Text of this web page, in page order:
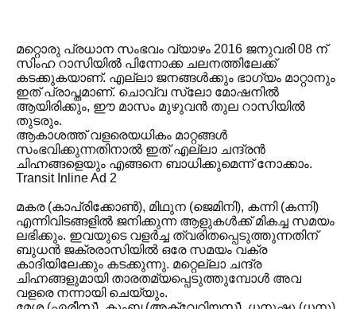
മറ്റൊരു പ്രധാന സംഭവം വ്യാഴം 2016 ജനുവരി 08 ന്
സിംഹ റാസിയിൽ പിന്നോക്ക ചലനത്തിലേക്ക്
കടക്കുകയാണ്. എല്ലാ ജനങ്ങൾക്കും ഭാഗ്യം മാറ്റാനും
ഇത് പ്രാപ്തമാണ്. ചൊവ്വ സ്ലോ മോഷനിൽ
ആയിരിക്കും, ഈ മാസം മുഴുവൻ തുല റാസിയിൽ
തുടരും.
ആകാശത്ത് വളരെയധികം മാറ്റങ്ങൾ
സംഭവിക്കുന്നതിനാൽ ഇത് എല്ലാ ചന്ദ്രൻ
ചിഹ്നങ്ങളെയും എങ്ങനെ ബാധിക്കുമെന്ന് നോക്കാം.
Transit Inline Ad 2
മകര (കാപ്രിക്കോൺ), മിഥുന (ജെമിനി), കന്നി (കന്നി)
എന്നിവിടങ്ങളിൽ ജനിക്കുന്ന ആളുകൾക്ക് മികച്ച സമയം
ലഭിക്കും. ഇവയുടെ വളർച്ച ത്വരിതപ്പെടുത്തുന്നതിന്
ബുധൻ ജക്രരാസിയിൽ ഒരേ സമയം വക്ര
കാദിയിലേക്കും കടക്കുന്നു. മറ്റെല്ലാ ചന്ദ്ര
ചിഹ്നങ്ങളുമായി താരതമ്യപ്പെടുത്തുമ്പോൾ അവ
വളരെ നന്നായി ചെയ്യും.